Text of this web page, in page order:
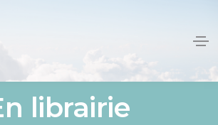
librairie